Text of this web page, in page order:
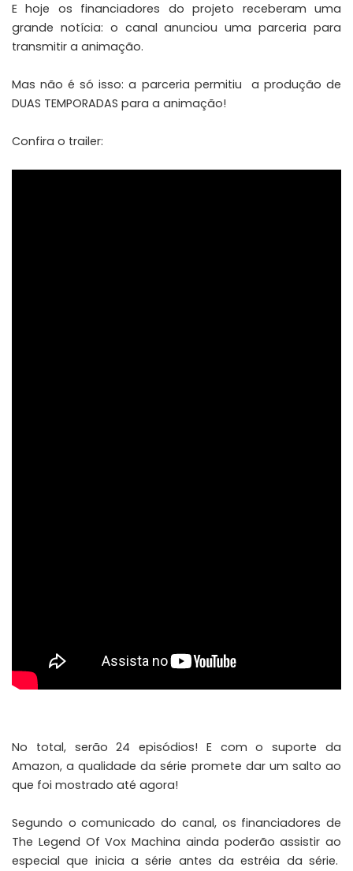
E hoje os financiadores do projeto receberam uma
grande notícia: o canal anunciou uma parceria para
transmitir a animação.
Mas não é só isso: a parceria permitiu a produção de
DUAS TEMPORADAS para a animação!
Confira o trailer:
No total, serão 24 episódios! E com o suporte da
Amazon, a qualidade da série promete dar um salto ao
que foi mostrado até agora!
Segundo o comunicado do canal, os financiadores de
The Legend Of Vox Machina ainda poderão assistir ao
especial que inicia a série antes da estréia da série.